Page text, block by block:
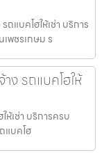
แบคโฮให้เช่า บริการ
พชรเกษม ร
ง รถแบคโฮให้
ห้เช่า บริการครบ
แบคโฮ